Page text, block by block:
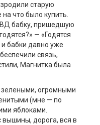
старую
что было купить.
бабку, пришедшую
— «Годятся
бабки давно уже
связь,
Магнитка была
зелеными, огромными
(мне — по
яблоками.
вышины, дорога, вся в